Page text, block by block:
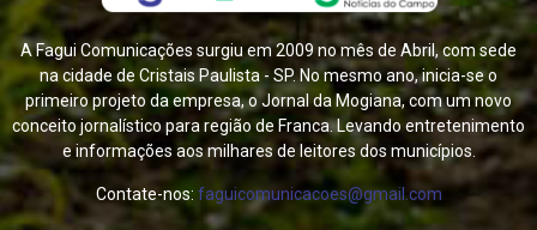
A Fagui Comunicações surgiu em 2009 no mês de Abril, com sede
na cidade de Cristais Paulista - SP. No mesmo ano, inicia-se o
primeiro projeto da empresa, o Jornal da Mogiana, com um novo
conceito jornalístico para região de Franca. Levando entretenimento
e informações aos milhares de leitores dos municípios.
Contate-nos: faguicomunicacoes@gmail.com